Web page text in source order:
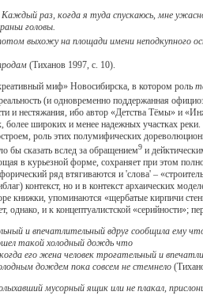
раз, когда я туда спускаюсь, мне
головы.
выхожу на площади имени неподкупного
(Тиханов 1997, с. 10).
миф» Новосибирска, в котором роль
(и одновременно поддержанная
и нестяжания, ибо автор «Детства Тёмы» и
более широких и менее надежных участках
роль этих полумифических
бы сказать вслед за обращением9 и
в курьезной форме, сохраняет при этом
ряд втягиваются и 'слова' –
контекст, но и в контекст архаических
книжки, упоминаются «щербатые кирпичи
и к концептуалистской «серийности»;
и впечатлительный вдруг сообщила ему
такой холодный дождь что
его жена человек трогательный и
дождем пока совсем не стемнело
мусорный ящик или не плакал,